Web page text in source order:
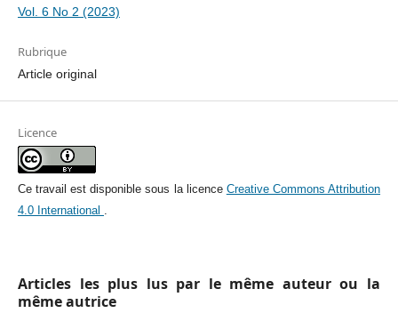
Vol. 6 No 2 (2023)
Rubrique
Article original
Licence
Ce travail est disponible sous la licence Creative Commons Attribution
4.0 International .
Articles les plus lus par le même auteur ou la
même autrice